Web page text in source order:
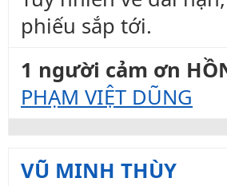
phiếu sắp tới.
1 người cảm ơn
PHẠM VIỆT DŨNG
VŨ MINH THÙY